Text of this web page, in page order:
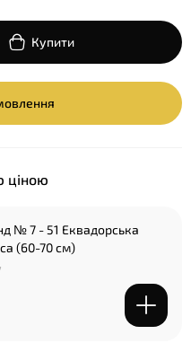
Купити
ціною
№ 7 - 51 Еквадорська
(60-70 см)